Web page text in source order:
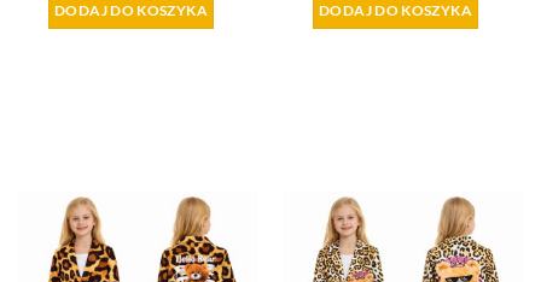
DODAJ DO KOSZYKA DODAJ DO KOSZYKA